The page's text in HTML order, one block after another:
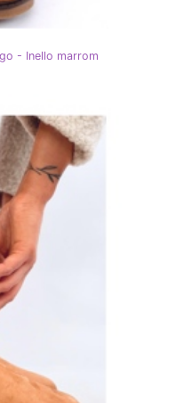
- Inello marrom